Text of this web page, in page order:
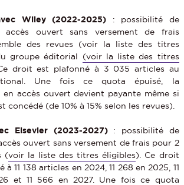
Wiley (2022-2025) : possibilité de
accès ouvert sans versement de frais
des revues (voir la liste des titres
groupe éditorial (voir la liste des titres
droit est plafonné à 3 035 articles au
Une fois ce quota épuisé, la
accès ouvert devient payante même si
concédé (de 10% à 15% selon les revues).
Elsevier (2023-2027) : possibilité de
ouvert sans versement de frais pour 2
(voir la liste des titres éligibles). Ce droit
à 11 138 articles en 2024, 11 268 en 2025, 11
et 11 566 en 2027. Une fois ce quota